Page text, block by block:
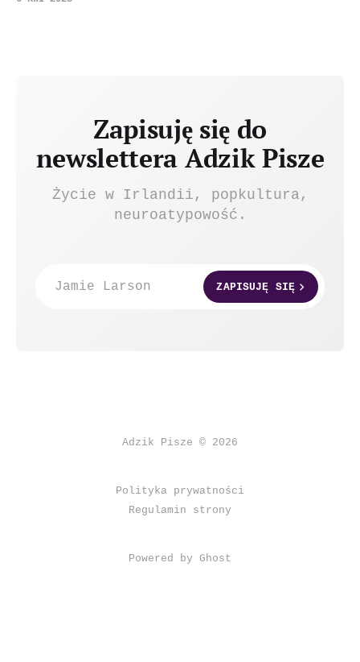
Zapisuję się do
newslettera Adzik Pisze
Życie w Irlandii, popkultura,
neuroatypowość.
Jamie Larson ZAPISUJĘ SIĘ
Adzik Pisze © 2026
Polityka prywatności
Regulamin strony
Powered by Ghost